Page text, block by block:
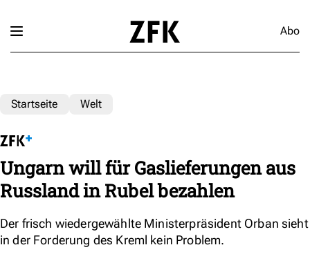
Abo
Startseite Welt
Ungarn will für Gaslieferungen aus
Russland in Rubel bezahlen
Der frisch wiedergewählte Ministerpräsident Orban sieht
in der Forderung des Kreml kein Problem.